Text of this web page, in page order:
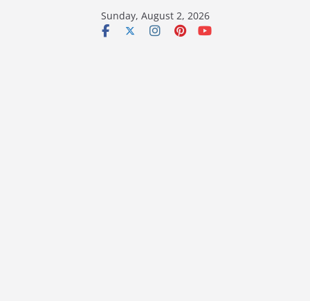
Sunday, August 2, 2026